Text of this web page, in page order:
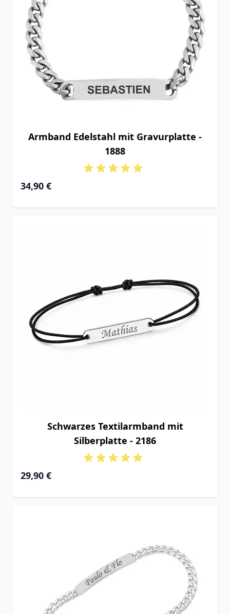
Armband Edelstahl mit Gravurplatte -
1888
34,90 €
Schwarzes Textilarmband mit
Silberplatte - 2186
29,90 €